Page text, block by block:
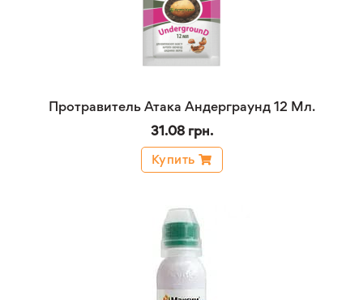
Протравитель Атака Андерграунд 12 Мл.
31.08 грн.
Купить